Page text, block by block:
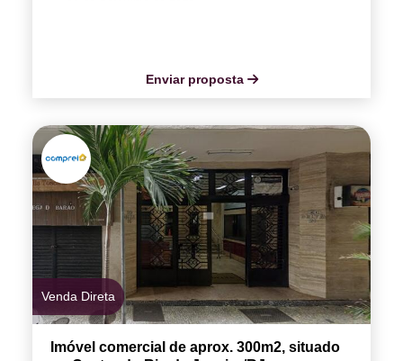
Enviar proposta
Venda Direta
Imóvel comercial de aprox. 300m2, situado